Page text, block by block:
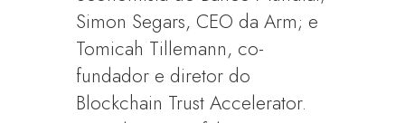
Simon Segars, CEO da Arm; e
Tomicah Tillemann, co-
fundador e diretor do
Blockchain Trust Accelerator.